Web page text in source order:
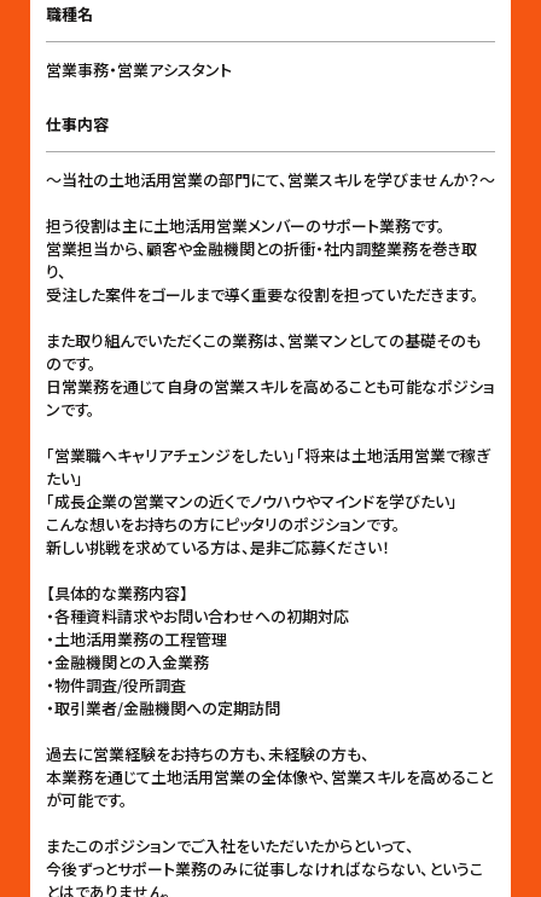
職種名
営業事務・営業アシスタント
仕事内容
〜当社の土地活用営業の部門にて、営業スキルを学びませんか？〜
担う役割は主に土地活用営業メンバーのサポート業務です。
営業担当から、顧客や金融機関との折衝・社内調整業務を巻き取
り、
受注した案件をゴールまで導く重要な役割を担っていただきます。
また取り組んでいただくこの業務は、営業マンとしての基礎そのも
のです。
日常業務を通じて自身の営業スキルを高めることも可能なポジショ
ンです。
「営業職へキャリアチェンジをしたい」「将来は土地活用営業で稼ぎ
たい」
「成長企業の営業マンの近くでノウハウやマインドを学びたい」
こんな想いをお持ちの方にピッタリのポジションです。
新しい挑戦を求めている方は、是非ご応募ください！
【具体的な業務内容】
・各種資料請求やお問い合わせへの初期対応
・土地活用業務の工程管理
・金融機関との入金業務
・物件調査/役所調査
・取引業者/金融機関への定期訪問
過去に営業経験をお持ちの方も、未経験の方も、
本業務を通じて土地活用営業の全体像や、営業スキルを高めること
が可能です。
またこのポジションでご入社をいただいたからといって、
今後ずっとサポート業務のみに従事しなければならない、というこ
とはでありません。